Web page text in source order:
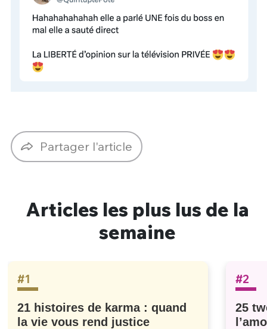
Partager l'article
Articles les plus lus de la
semaine
#1
21 histoires de karma : quand
la vie vous rend justice
#2
25